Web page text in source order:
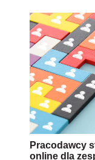
Pracodawcy
online dla